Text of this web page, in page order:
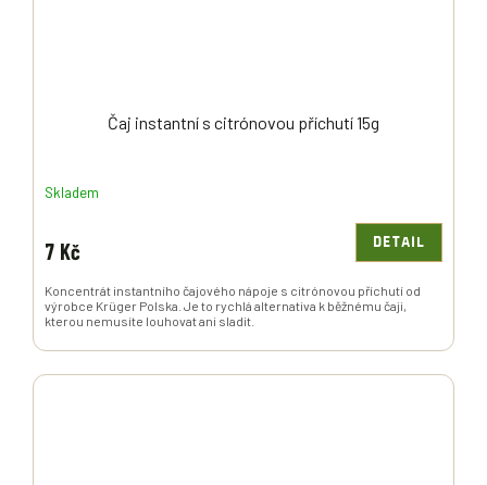
Čaj instantní s citrónovou příchutí 15g
Skladem
7 Kč DETAIL
Koncentrát instantního čajového nápoje s citrónovou příchutí od
výrobce Krüger Polska. Je to rychlá alternativa k běžnému čaji,
kterou nemusíte louhovat ani sladit.